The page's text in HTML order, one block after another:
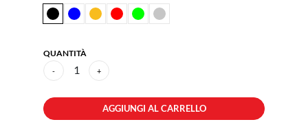
QUANTITÀ
- 1 +
AGGIUNGI AL CARRELLO